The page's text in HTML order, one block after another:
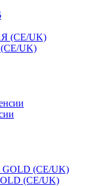
UK)
(CE/UK)